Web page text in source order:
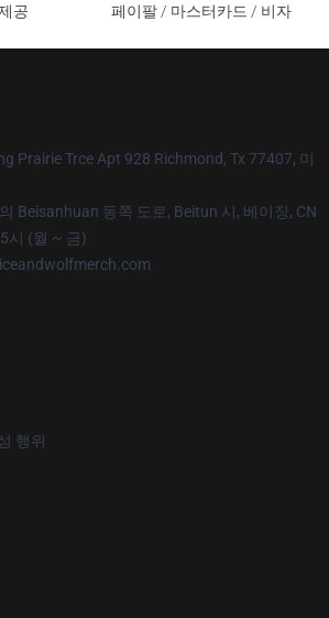
공
페이팔 / 마스터카드 / 비자
Prairie Trce Apt 928 Richmond, Tx 77407, 미
Beisanhuan 동쪽 도로, Beitun 시, 베이징, CN
시 (월 ~ 금)
행위